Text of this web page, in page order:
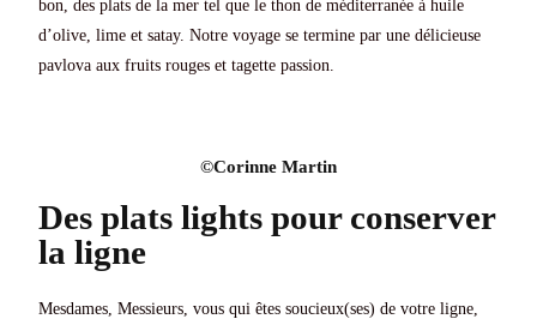
bon, des plats de la mer tel que le thon de méditerranée à huile
d’olive, lime et satay. Notre voyage se termine par une délicieuse
pavlova aux fruits rouges et tagette passion.
©Corinne Martin​​​​​
Des plats lights pour conserver
la ligne
Mesdames, Messieurs, vous qui êtes soucieux(ses) de votre ligne,